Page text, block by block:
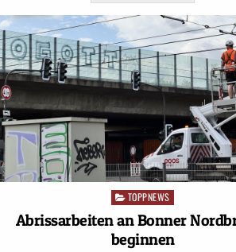
Posted
TOPPNEWS
Abrissarbeiten an Bonner
beginnen